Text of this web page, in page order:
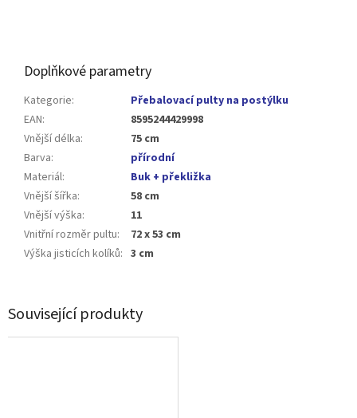
Související produkty
Doplňkové parametry
Kategorie:
Přebalovací pulty na postýlku
EAN:
8595244429998
Vnější délka:
75 cm
Barva:
přírodní
Materiál:
Buk + překližka
Vnější šířka:
58 cm
Vnější výška:
11
Vnitřní rozměr pultu:
72 x 53 cm
Výška jisticích kolíků: 3 cm